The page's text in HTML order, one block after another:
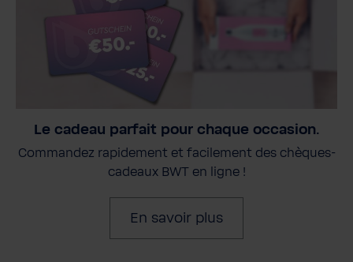
Le cadeau parfait pour chaque occasion.
Commandez rapidement et facilement des chèques-
cadeaux BWT en ligne !
En savoir plus